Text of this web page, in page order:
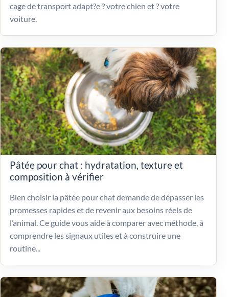
cage de transport adapt?e ? votre chien et ? votre
voiture.
Pâtée pour chat : hydratation, texture et
composition à vérifier
Bien choisir la pâtée pour chat demande de dépasser les
promesses rapides et de revenir aux besoins réels de
l’animal. Ce guide vous aide à comparer avec méthode, à
comprendre les signaux utiles et à construire une
routine...